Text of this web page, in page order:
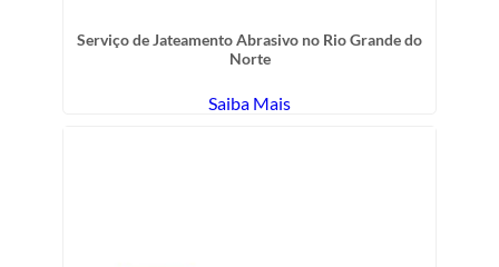
Serviço de Jateamento Abrasivo no Rio Grande do
Norte
Saiba Mais